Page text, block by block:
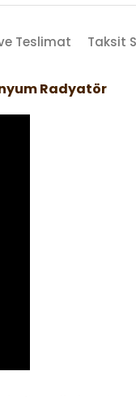
Teslimat Taksit
Radyatör